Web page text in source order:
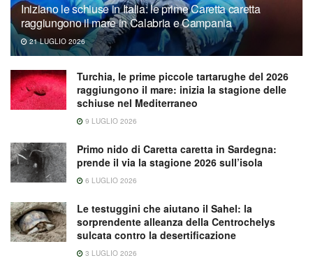
Iniziano le schiuse in Italia: le prime Caretta caretta
raggiungono il mare in Calabria e Campania
21 LUGLIO 2026
Turchia, le prime piccole tartarughe del 2026
raggiungono il mare: inizia la stagione delle
schiuse nel Mediterraneo
9 LUGLIO 2026
Primo nido di Caretta caretta in Sardegna:
prende il via la stagione 2026 sull’isola
6 LUGLIO 2026
Le testuggini che aiutano il Sahel: la
sorprendente alleanza della Centrochelys
sulcata contro la desertificazione
3 LUGLIO 2026